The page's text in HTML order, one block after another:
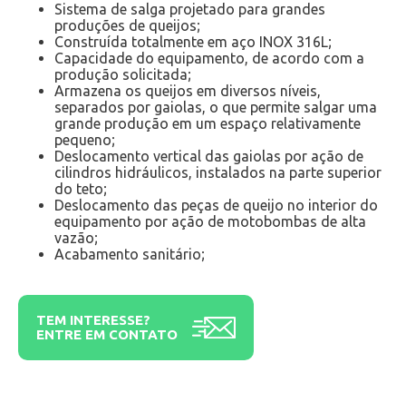
Sistema de salga projetado para grandes
produções de queijos;
Construída totalmente em aço INOX 316L;
Capacidade do equipamento, de acordo com a
produção solicitada;
Armazena os queijos em diversos níveis,
separados por gaiolas, o que permite salgar uma
grande produção em um espaço relativamente
pequeno;
Deslocamento vertical das gaiolas por ação de
cilindros hidráulicos, instalados na parte superior
do teto;
Deslocamento das peças de queijo no interior do
equipamento por ação de motobombas de alta
vazão;
Acabamento sanitário;
TEM INTERESSE?
ENTRE EM CONTATO